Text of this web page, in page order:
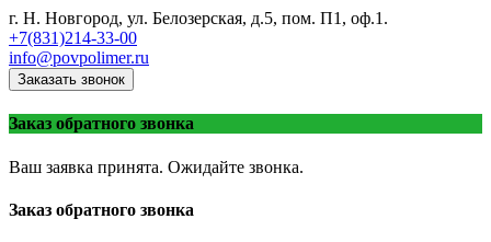
г. Н. Новгород, ул. Белозерская, д.5, пом. П1, оф.1.
+7(831)214-33-00
info@povpolimer.ru
Заказать звонок
Заказ обратного звонка
Ваш заявка принята. Ожидайте звонка.
Заказ обратного звонка